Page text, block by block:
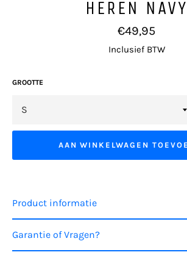
HEREN NAVY
Normale
prijs
€49,95
Inclusief BTW
GROOTTE
AAN WINKELWAGEN
Product informatie
Garantie of Vragen?